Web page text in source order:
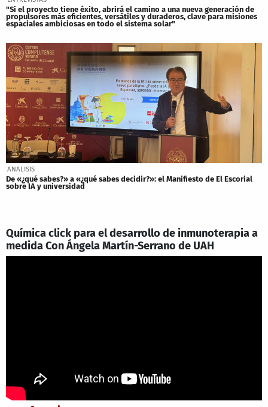
"Si el proyecto tiene éxito, abrirá el camino a una nueva generación de
propulsores más eficientes, versátiles y duraderos, clave para misiones
espaciales ambiciosas en todo el sistema solar"
ANALISIS
De «¿qué sabes?» a «¿qué sabes decidir?»: el Manifiesto de El Escorial
sobre IA y universidad
Química click para el desarrollo de inmunoterapia a
medida Con Ángela Martín-Serrano de UAH